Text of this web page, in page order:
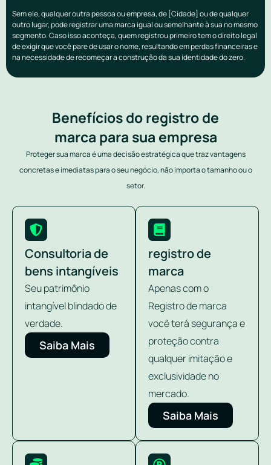
Sem ele, qualquer outra pessoa ou empresa, de [Cidade] ou de qualquer
outro lugar, pode registrar uma marca igual ou semelhante à sua no mesmo
segmento. Caso isso aconteça, quem registrou primeiro tem o direito legal
de exigir que você pare de usar o nome, resultando em perdas financeiras e
na necessidade de recomeçar a construção da sua identidade do zero.
Benefícios do registro de
marca para sua empresa
Proteger sua marca é uma decisão estratégica que traz vantagens
concretas e imediatas para o seu negócio, não importa o tamanho ou o
setor.
Consultoria de
bens intangíveis
Seu patrimônio
intangível blindado de
verdade.
Saiba Mais
registro de
marca
Apenas com o
Registro de marca
você terá segurança e
proteção contra
qualquer imitação e
exclusividade no
mercado.
Saiba Mais